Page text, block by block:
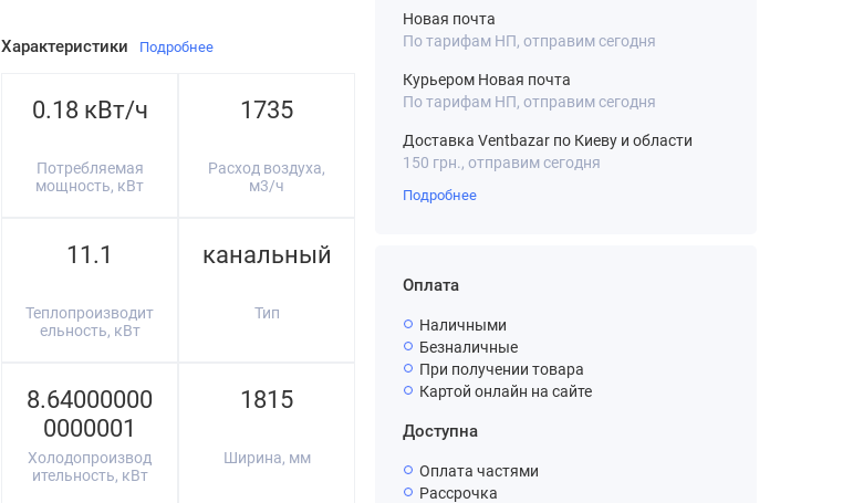
Характеристики Подробнее
0.18 кВт/ч
Потребляемая
мощность, кВт
1735
Расход воздуха,
м3/ч
11.1
Теплопроизводит
ельность, кВт
канальный
Тип
8.64000000
0000001
Холодопроизвод
ительность, кВт
1815
Ширина, мм
Новая почта
По тарифам НП, отправим сегодня
Курьером Новая почта
По тарифам НП, отправим сегодня
Доставка Ventbazar по Киеву и области
150 грн., отправим сегодня
Подробнее
Оплата
Наличными
Безналичные
При получении товара
Картой онлайн на сайте
Доступна
Оплата частями
Рассрочка